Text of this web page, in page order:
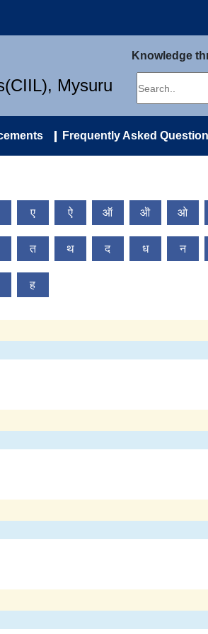
Mysuru
Knowledge
Frequently Asked
ए ऐ ऑ ऒ ओ
त थ द ध न
ह